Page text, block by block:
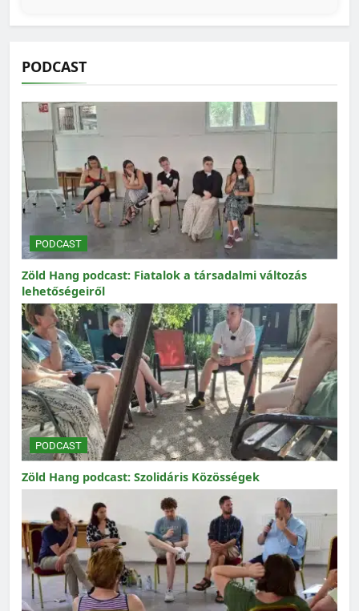
PODCAST
PODCAST
Zöld Hang podcast: Fiatalok a társadalmi változás
lehetőségeiről
PODCAST
Zöld Hang podcast: Szolidáris Közösségek